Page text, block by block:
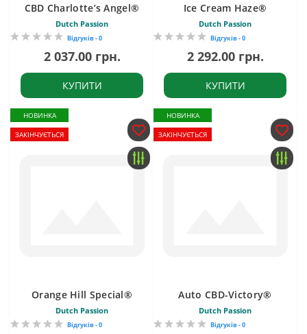
CBD Charlotte’s Angel®
Dutch Passion
Відгуків - 0
2 037.00 грн.
КУПИТИ
Ice Cream Haze®
Dutch Passion
Відгуків - 0
2 292.00 грн.
КУПИТИ
НОВИНКА
ЗАКІНЧУЄТЬСЯ
Orange Hill Special®
Dutch Passion
Відгуків - 0
НОВИНКА
ЗАКІНЧУЄТЬСЯ
Auto CBD-Victory®
Dutch Passion
Відгуків - 0